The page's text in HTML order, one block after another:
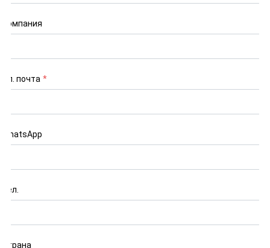
Компания
Эл. почта *
WhatsApp
Тел.
Страна